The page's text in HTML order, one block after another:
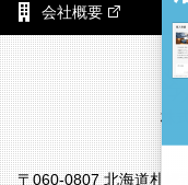
会社概要
株
〒060-0807 北海道札幌